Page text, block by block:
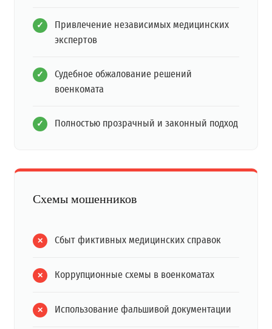
Привлечение независимых медицинских
экспертов
Судебное обжалование решений
военкомата
Полностью прозрачный и законный подход
Схемы мошенников
Сбыт фиктивных медицинских справок
Коррупционные схемы в военкоматах
Использование фальшивой документации